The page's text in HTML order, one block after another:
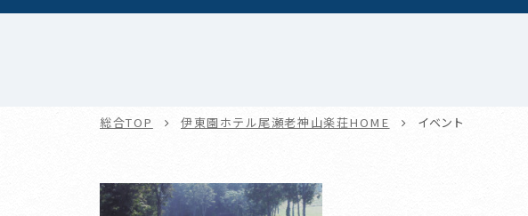
総合TOP 伊東園ホテル尾瀬老神山楽荘HOME イベント